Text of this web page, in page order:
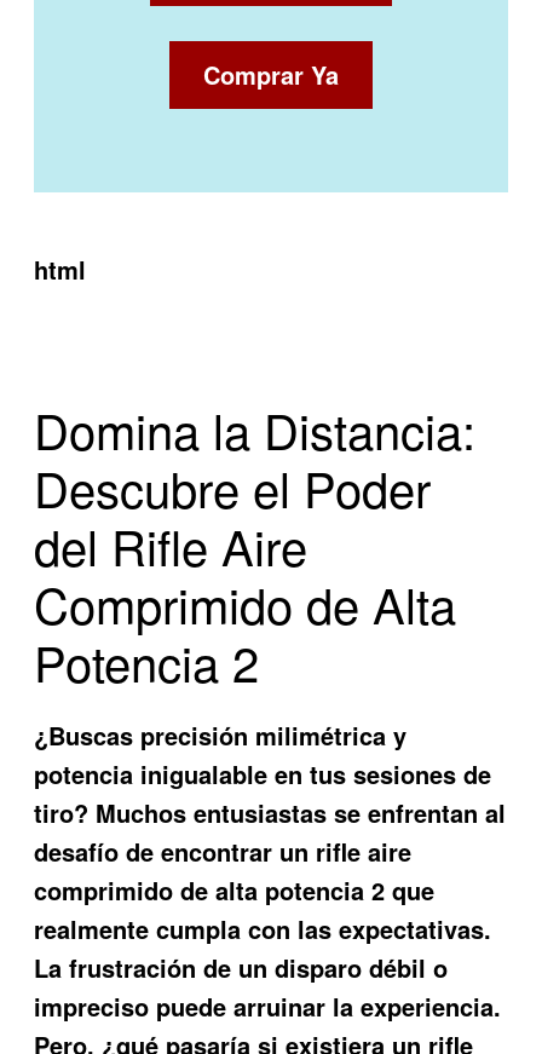
Comprar Ya
html
Domina la Distancia:
Descubre el Poder
del Rifle Aire
Comprimido de Alta
Potencia 2
¿Buscas precisión milimétrica y
potencia inigualable en tus sesiones de
tiro? Muchos entusiastas se enfrentan al
desafío de encontrar un rifle aire
comprimido de alta potencia 2 que
realmente cumpla con las expectativas.
La frustración de un disparo débil o
impreciso puede arruinar la experiencia.
Pero, ¿qué pasaría si existiera un rifle